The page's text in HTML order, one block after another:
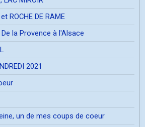
ROCHE DE RAME
la Provence à l'Alsace
2021
un de mes coups de coeur